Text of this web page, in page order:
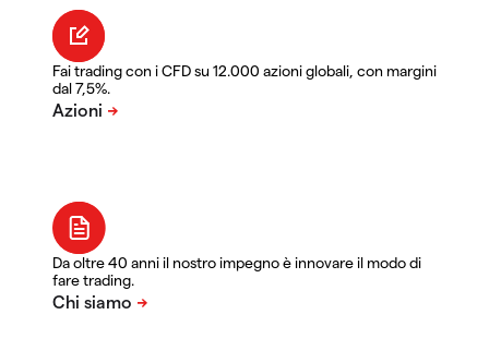
Fai trading con i CFD su 12.000 azioni globali, con margini
dal 7,5%.
Da oltre 40 anni il nostro impegno è innovare il modo di
fare trading.